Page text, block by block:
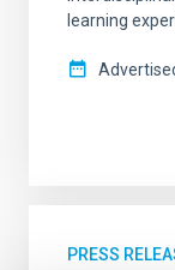
learning
PRESS